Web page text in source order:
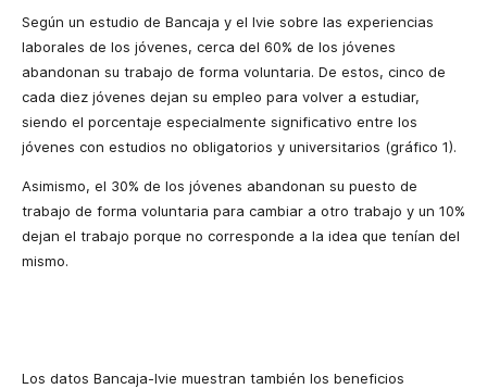
Según un estudio de Bancaja y el Ivie sobre las experiencias
laborales de los jóvenes, cerca del 60% de los jóvenes
abandonan su trabajo de forma voluntaria. De estos, cinco de
cada diez jóvenes dejan su empleo para volver a estudiar,
siendo el porcentaje especialmente significativo entre los
jóvenes con estudios no obligatorios y universitarios (gráfico 1).
Asimismo, el 30% de los jóvenes abandonan su puesto de
trabajo de forma voluntaria para cambiar a otro trabajo y un 10%
dejan el trabajo porque no corresponde a la idea que tenían del
mismo.
Los datos Bancaja-Ivie muestran también los beneficios